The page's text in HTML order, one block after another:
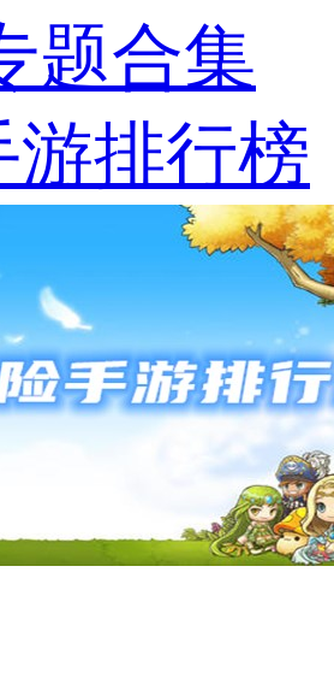
题合集
游排行榜